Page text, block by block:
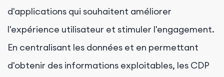
d'applications qui souhaitent améliorer
l'expérience utilisateur et stimuler l'engagement.
En centralisant les données et en permettant
d'obtenir des informations exploitables, les CDP